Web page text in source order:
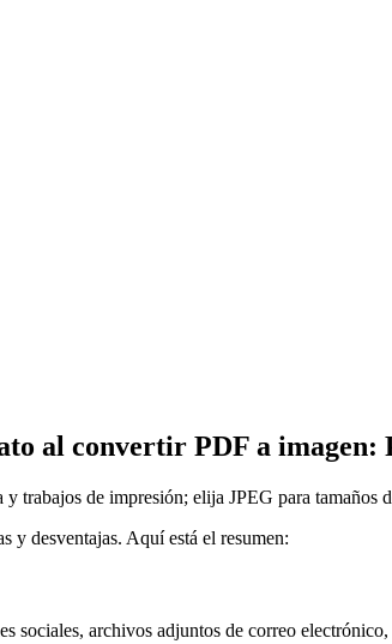
al convertir PDF a imagen:
trabajos de impresión; elija JPEG para tamaños
y desventajas. Aquí está el resumen:
sociales, archivos adjuntos de correo